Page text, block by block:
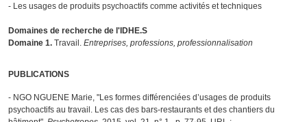
- Les usages de produits psychoactifs comme activités et techniques
Domaines de recherche de l'IDHE.S
Domaine 1. Travail. Entreprises, professions, professionnalisation
PUBLICATIONS
- NGO NGUENE Marie, "Les formes différenciées d’usages de produits
psychoactifs au travail. Les cas des bars-restaurants et des chantiers du